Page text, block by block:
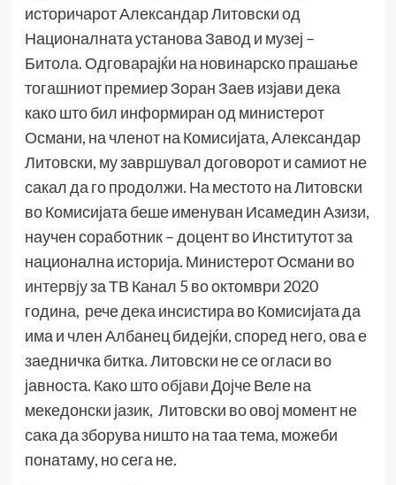
историчарот Александар Литовски од
Националната установа Завод и музеј –
Битола. Одговарајќи на новинарско прашање
тогашниот премиер Зоран Заев изјави дека
како што бил информиран од министерот
Османи, на членот на Комисијата, Александар
Литовски, му завршувал договорот и самиот не
сакал да го продолжи. На местото на Литовски
во Комисијата беше именуван Исамедин Азизи,
научен соработник – доцент во Институтот за
национална историја. Министерот Османи во
интервјуза ТВ Канал 5 во октомври 2020
година, рече дека инсистира во Комисијата да
има и член Албанец бидејќи, според него, ова е
заедничка битка. Литовски не се огласи во
јавноста. Како штообјавиДојче Веле на
мекедонски јазик, Литовски во овој момент не
сака да зборува ништо на таа тема, можеби
понатаму, но сега не.